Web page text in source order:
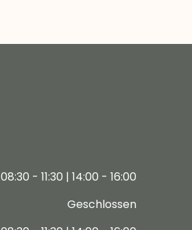
08:30 - 11:30 | 14:00 - 16:00
Geschlossen